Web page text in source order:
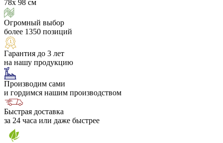
78х 98 см
Огромный выбор
более 1350 позиций
Гарантия до 3 лет
на нашу продукцию
Производим сами
и гордимся нашим производством
Быстрая доставка
за 24 часа или даже быстрее